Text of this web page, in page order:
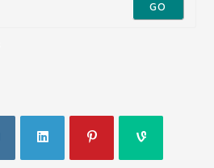
GO